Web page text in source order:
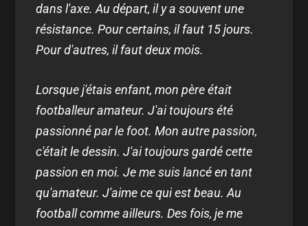
dans l'axe. Au départ, il y a souvent une
résistance. Pour certains, il faut 15 jours.
Pour d'autres, il faut deux mois.
Lorsque j'étais enfant, mon père était
footballeur amateur. J'ai toujours été
passionné par le foot. Mon autre passion,
c'était le dessin. J'ai toujours gardé cette
passion en moi. Je me suis lancé en tant
qu'amateur. J'aime ce qui est beau. Au
football comme ailleurs. Des fois, je me